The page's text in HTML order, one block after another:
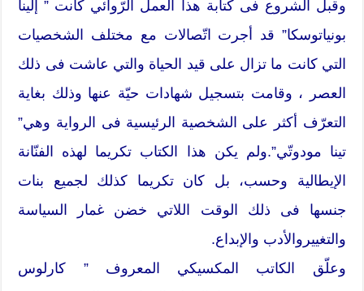
وقبل الشروع فى كتابة هذا العمل الرّوائي كانت ” إلينا
بونياتوسكا” قد أجرت اتّصالات مع مختلف الشخصيات
التي كانت ما تزال على قيد الحياة والتي عاشت فى ذلك
العصر ، وقامت بتسجيل شهادات حيّة عنها وذلك بغاية
التعرّف أكثر على الشخصية الرئيسية فى الرواية وهي”
تينا مودوتّي”.ولم يكن هذا الكتاب تكريما لهذه الفنّانة
الإيطالية وحسب، بل كان تكريما كذلك لجميع بنات
جنسها فى ذلك الوقت اللاتي خضن غمار السياسة
والتغييروالأدب والإبداع.
وعلّق الكاتب المكسيكي المعروف ” كارلوس